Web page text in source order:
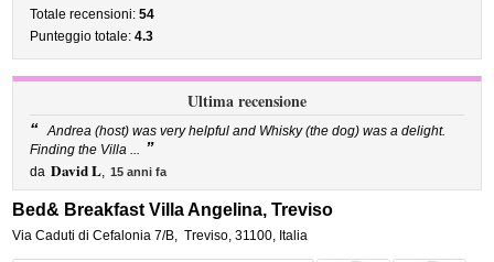
Totale recensioni:54
Punteggio totale:4.3
Ultima recensione
“ Andrea (host) was very helpful and Whisky (the dog) was a delight.
Finding the Villa ... ”
da David L, 15 anni fa
Bed& Breakfast Villa Angelina, Treviso
Via Caduti di Cefalonia 7/B, Treviso,31100, Italia